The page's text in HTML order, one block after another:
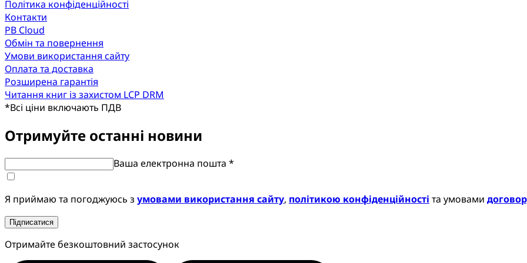
Політика конфіденційності
Контакти
PB Cloud
Обмін та повернення
Умови використання сайту
Оплата та доставка
Розширена гарантія
Читання книг із захистом LCP DRM
*Всі ціни включають ПДВ
Отримуйте останні новини
Ваша електронна пошта *
Я приймаю та погоджуюсь з умовами використання сайту, політикою конфіденційності та умовами
Підписатися
Отримайте безкоштовний застосунок